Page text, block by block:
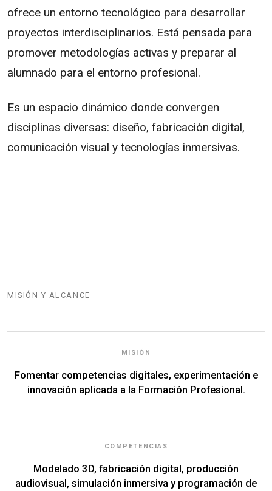
ofrece un entorno tecnológico para desarrollar
proyectos interdisciplinarios. Está pensada para
promover metodologías activas y preparar al
alumnado para el entorno profesional.
Es un espacio dinámico donde convergen
disciplinas diversas: diseño, fabricación digital,
comunicación visual y tecnologías inmersivas.
MISIÓN Y ALCANCE
MISIÓN
Fomentar competencias digitales, experimentación e
innovación aplicada a la Formación Profesional.
COMPETENCIAS
Modelado 3D, fabricación digital, producción
audiovisual, simulación inmersiva y programación de